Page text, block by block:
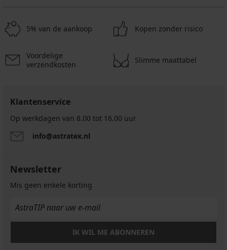
3
boxershorts
A
Roland
€
5% van de aankoop Kopen zonder risico
Voordelige
verzendkosten
Slimme maattabel
Klantenservice
Op werkdagen van 8.00 tot 16.00 uur
info@astratex.nl
Newsletter
Mis geen enkele korting
IK WIL ME ABONNEREN